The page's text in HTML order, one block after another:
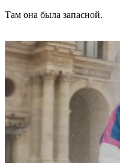
Там она была запасной.